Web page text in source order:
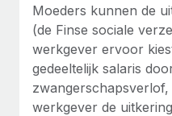
Moeders kunnen de
(de Finse sociale
werkgever ervoor
gedeeltelijk salaris
werkgever de